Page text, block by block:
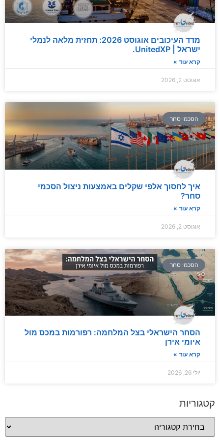
מדד העיכובים אוגוסט 2026: תחזית מלאה לנמלי
ישראל | UnitedXP.
קרא עוד »
אוגוסט 2, 2026
הסכמי סחר
איך לחסוך אלפי שקלים באמצעות ניצול הסכמי
סחר?
קרא עוד »
אוגוסט 2, 2026
הסכמי סחר
הסחר הישראלי בצל המלחמה: רפורמות במכס מול
איומי אירן
קרא עוד »
יולי 26, 2026
קטגוריות